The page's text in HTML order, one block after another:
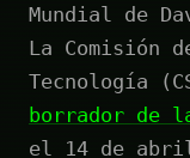
Mundial de
La Comisión
Tecnología
borrador de
el 14 de